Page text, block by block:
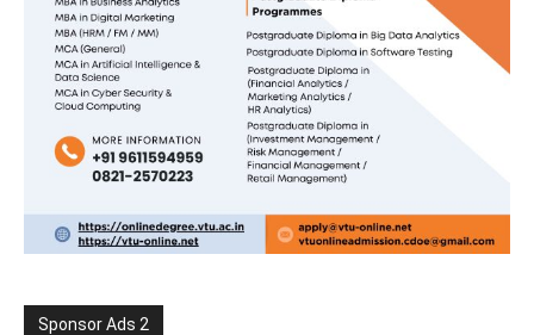
Sponsor Ads 2